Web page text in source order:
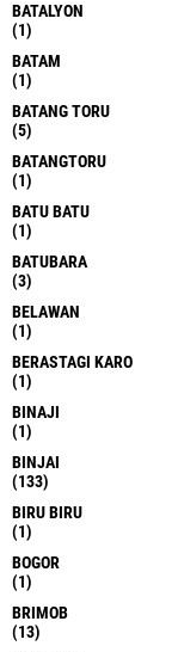
BATALYON
(1)
BATAM
(1)
BATANG TORU
(5)
BATANGTORU
(1)
BATU BATU
(1)
BATUBARA
(3)
BELAWAN
(1)
BERASTAGI KARO
(1)
BINAJI
(1)
BINJAI
(133)
BIRU BIRU
(1)
BOGOR
(1)
BRIMOB
(13)